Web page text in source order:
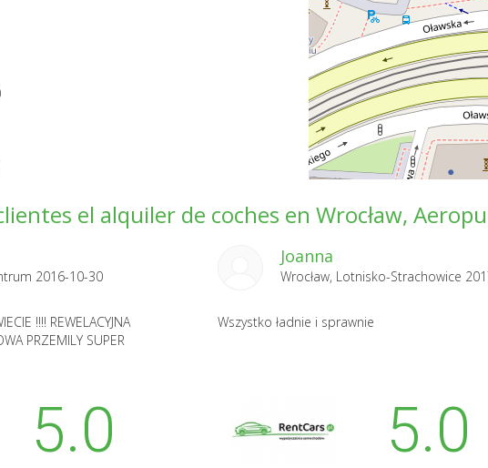
el alquiler de coches en Wrocław,
2016-10-30
!!!! REWELACYJNA
PRZEMILY SUPER
5.0
Joanna
Wszystko ładnie i sprawnie
5.0